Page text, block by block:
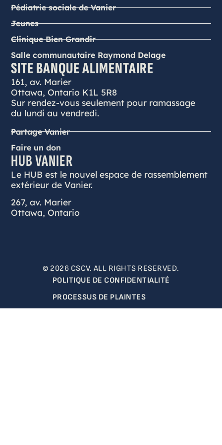
Pédiatrie sociale de Vanier
Jeunes
Clinique Bien Grandir
Salle communautaire Raymond Delage
SITE BANQUE ALIMENTAIRE
161, av. Marier
Ottawa, Ontario K1L 5R8
Sur rendez-vous seulement pour ramassage
du lundi au vendredi.
Partage Vanier
Faire un don
HUB VANIER
Le HUB est le nouvel espace de rassemblement
extérieur de Vanier.
267, av. Marier
Ottawa, Ontario
© 2026 CSCV. ALL RIGHTS RESERVED.
POLITIQUE DE CONFIDENTIALITÉ
PROCESSUS DE PLAINTES